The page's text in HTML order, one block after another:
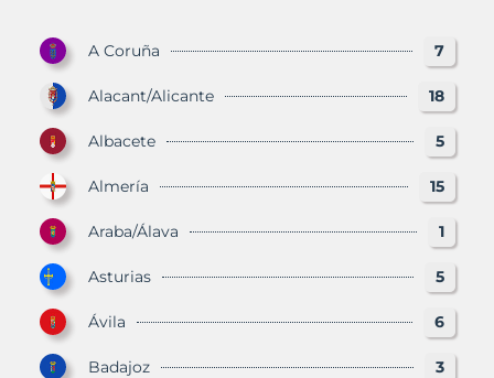
A Coruña 7
Alacant/Alicante 18
Albacete 5
Almería 15
Araba/Álava 1
Asturias 5
Ávila 6
Badajoz 3